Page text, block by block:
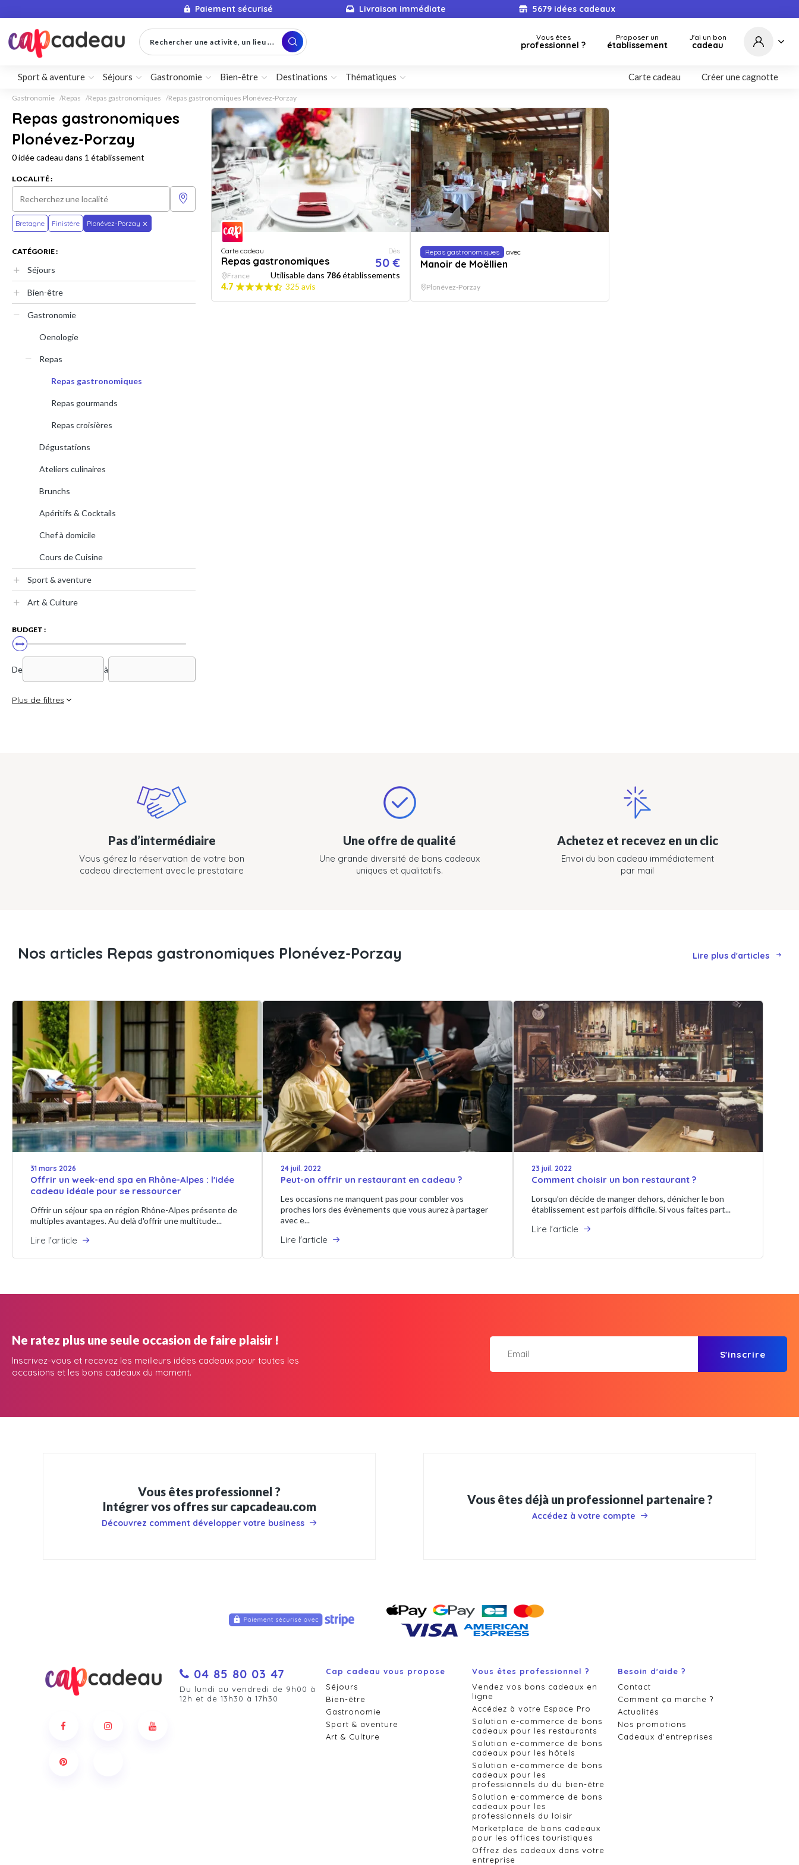
Paiement sécurisé Livraison immédiate 5679 idées cadeaux
Rechercher une activité, un lieu ... Vous êtes
professionnel ?
Proposer un
établissement
J'ai un bon
cadeau
Sport & aventure Séjours Gastronomie Bien-être Destinations Thématiques Carte cadeau Créer une cagnotte
Gastronomie Repas Repas gastronomiques Repas gastronomiques Plonévez-Porzay
Repas gastronomiques
Plonévez-Porzay
0 idée cadeau dans 1 établissement
LOCALITÉ :
Bretagne Finistère Plonévez-Porzay
CATÉGORIE :
Séjours
Bien-être
Gastronomie
Oenologie
Repas
Repas gastronomiques
Repas gourmands
Repas croisières
Dégustations
Ateliers culinaires
Brunchs
Apéritifs & Cocktails
Chef à domicile
Cours de Cuisine
Sport & aventure
Art & Culture
BUDGET :
De à
Plus de filtres
Carte cadeau
Repas gastronomiques
Dès
50 €
France Utilisable dans 786établissements
4.7
325 avis
Repas gastronomiques avec
Manoir de Moëllien
Plonévez-Porzay
Pas d’intermédiaire
Vous gérez la réservation de votre bon
cadeau directement avec le prestataire
Une offre de qualité
Une grande diversité de bons cadeaux
uniques et qualitatifs.
Achetez et recevez en un clic
Envoi du bon cadeau immédiatement
par mail
Nos articles Repas gastronomiques Plonévez-Porzay Lire plus d'articles
31 mars 2026
Offrir un week-end spa en Rhône-Alpes : l'idée
cadeau idéale pour se ressourcer
Offrir un séjour spa en région Rhône-Alpes présente de
multiples avantages. Au delà d'offrir une multitude...
Lire l'article
24 juil. 2022
Peut-on offrir un restaurant en cadeau ?
Les occasions ne manquent pas pour combler vos
proches lors des évènements que vous aurez à partager
avec e...
Lire l'article
23 juil. 2022
Comment choisir un bon restaurant ?
Lorsqu’on décide de manger dehors, dénicher le bon
établissement est parfois difficile. Si vous faites part...
Lire l'article
Ne ratez plus une seule occasion de faire plaisir !
Inscrivez-vous et recevez les meilleurs idées cadeaux pour toutes les
occasions et les bons cadeaux du moment.
S'inscrire
Vous êtes professionnel ?
Intégrer vos offres sur capcadeau.com
Découvrez comment développer votre business
Vous êtes déjà un professionnel partenaire ?
Accédez à votre compte
04 85 80 03 47
Du lundi au vendredi de 9h00 à
12h et de 13h30 à 17h30
Cap cadeau vous propose
Séjours
Bien-être
Gastronomie
Sport & aventure
Art & Culture
Vous êtes professionnel ?
Vendez vos bons cadeaux en
ligne
Accédez à votre Espace Pro
Solution e-commerce de bons
cadeaux pour les restaurants
Solution e-commerce de bons
cadeaux pour les hôtels
Solution e-commerce de bons
cadeaux pour les
professionnels du du bien-être
Solution e-commerce de bons
cadeaux pour les
professionnels du loisir
Marketplace de bons cadeaux
pour les offices touristiques
Offrez des cadeaux dans votre
entreprise
Besoin d'aide ?
Contact
Comment ça marche ?
Actualités
Nos promotions
Cadeaux d'entreprises